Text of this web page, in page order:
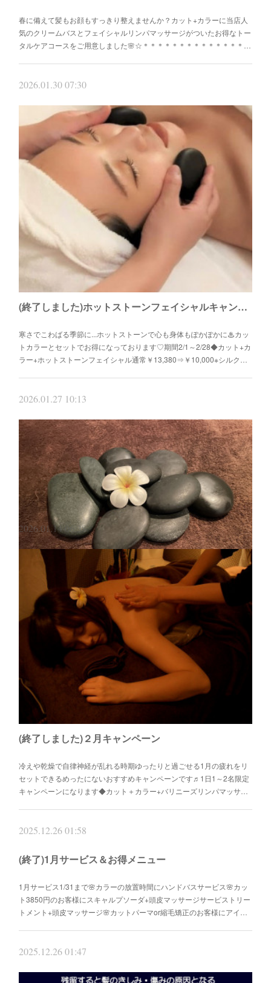
春に備えて髪もお顔もすっきり整えませんか？カット+カラーに当店人
気のクリームバスとフェイシャルリンパマッサージがついたお得なトー
タルケアコースをご用意しました🌸☆＊＊＊＊＊＊＊＊＊＊＊＊＊＊…
2026.01.30 07:30
(終了しました)ホットストーンフェイシャルキャンペーン
寒さでこわばる季節に...ホットストーンで心も身体もぽかぽかに♨カッ
トカラーとセットでお得になっております♡期間2/1～2/28◆カット+カ
ラー+ホットストーンフェイシャル通常￥13,380⇒￥10,000※シルク…
2026.01.27 10:13
(終了しました)2月お得メニュー
2月のお得メニュー① ヘアメニューとセットでホットストーンフェイシ
ャル￥4,580⇒￥2,000
2026.01.14 06:38
(終了しました)２月キャンペーン
冷えや乾燥で自律神経が乱れる時期ゆったりと過ごせる1月の疲れをリ
セットできるめったにないおすすめキャンペーンです♬1日1～2名限定
キャンペーンになります◆カット＋カラー+バリニーズリンパマッサ…
2025.12.26 01:58
(終了)1月サービス＆お得メニュー
1月サービス1/31まで🌸カラーの放置時間にハンドバスサービス🌸カッ
ト3850円のお客様にスキャルプソーダ+頭皮マッサージサービストリー
トメント+頭皮マッサージ🌸カットパーマor縮毛矯正のお客様にアイ…
2025.12.26 01:47